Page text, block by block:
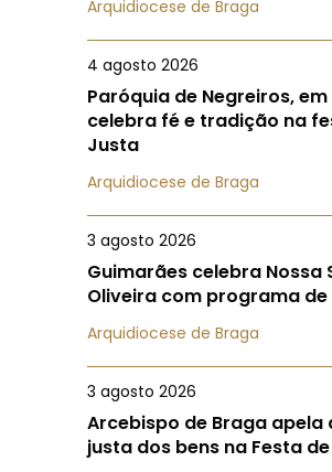
Arquidiocese de Braga
4 agosto 2026
Paróquia de Negreiros,
celebra fé e tradição na
Justa
Arquidiocese de Braga
3 agosto 2026
Guimarães celebra Nossa
Oliveira com programa
Arquidiocese de Braga
3 agosto 2026
Arcebispo de Braga
justa dos bens na Festa